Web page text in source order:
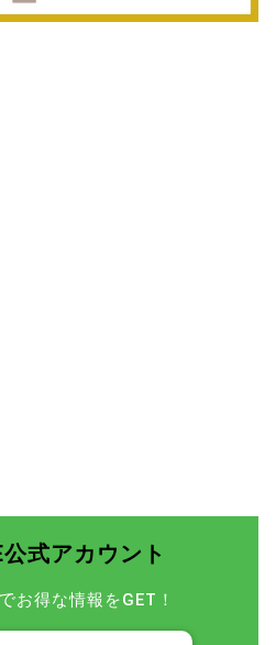
式アカウント
お得な情報をGET！